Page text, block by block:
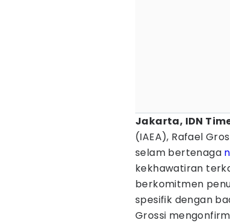
Jakarta, IDN
(IAEA), Rafael
selam bertenaga
kekhawatiran
berkomitmen
spesifik dengan
Grossi